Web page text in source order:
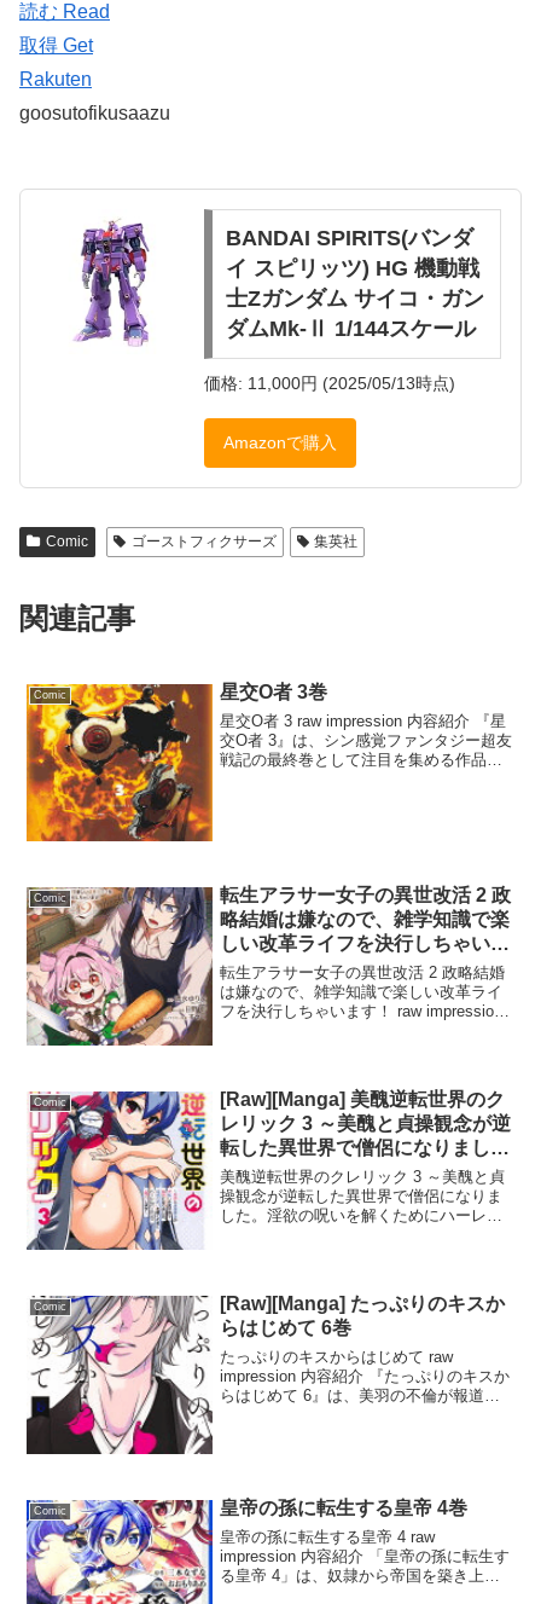
読む Read
取得 Get
Rakuten
goosutofikusaazu
BANDAI SPIRITS(バンダ
イ スピリッツ) HG 機動戦
士Zガンダム サイコ・ガン
ダムMk-Ⅱ 1/144スケール
価格: 11,000円 (2025/05/13時点)
Amazonで購入
Comic ゴーストフィクサーズ 集英社
関連記事
Comic 星交O者 3巻
星交O者 3 raw impression 内容紹介 『星
交O者 3』は、シン感覚ファンタジー超友
戦記の最終巻として注目を集める作品で
Comic
転生アラサー女子の異世改活 2 政
略結婚は嫌なので、雑学知識で楽
しい改革ライフを決行しちゃいま
す！
転生アラサー女子の異世改活 2 政略結婚
は嫌なので、雑学知識で楽しい改革ライ
フを決行しちゃいます！ raw impression
Comic
[Raw][Manga] 美醜逆転世界のク
レリック 3 ～美醜と貞操観念が逆
転した異世界で僧侶になりまし
た。淫欲の呪いを解くためにハー
レムパーティで『儀式』します～
美醜逆転世界のクレリック 3 ～美醜と貞
操観念が逆転した異世界で僧侶になりま
した。淫欲の呪いを解くためにハーレム
人公...
Comic
[Raw][Manga] たっぷりのキスか
らはじめて 6巻
たっぷりのキスからはじめて raw
impression 内容紹介 『たっぷりのキスか
らはじめて 6』は、美羽の不倫が報道さ
Comic 皇帝の孫に転生する皇帝 4巻
皇帝の孫に転生する皇帝 4 raw
impression 内容紹介 「皇帝の孫に転生す
る皇帝 4」は、奴隷から帝国を築き上げ